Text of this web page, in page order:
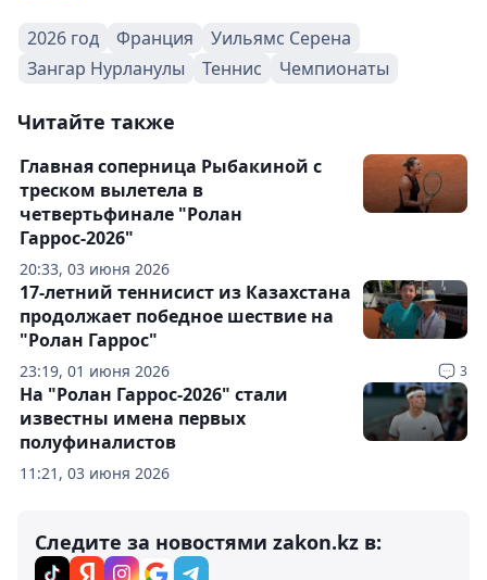
2026 год Франция
Уильямс Серена
Зангар Нурланулы
Теннис Чемпионаты
Читайте также
20:33, 03 июня 2026
Главная соперница Рыбакиной с
треском вылетела в
четвертьфинале "Ролан
Гаррос-2026"
23:19, 01 июня 2026 3
17-летний теннисист из Казахстана
продолжает победное шествие на
"Ролан Гаррос"
11:21, 03 июня 2026
На "Ролан Гаррос-2026" стали
известны имена первых
полуфиналистов
Следите за новостями zakon.kz в: